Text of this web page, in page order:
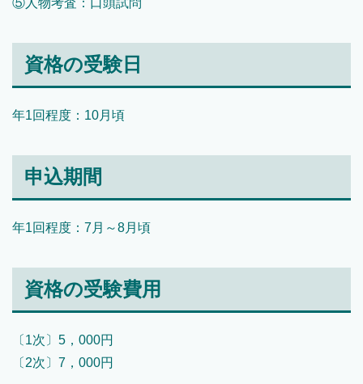
⑤人物考査：口頭試問
資格の受験日
年1回程度：10月頃
申込期間
年1回程度：7月～8月頃
資格の受験費用
〔1次〕5，000円
〔2次〕7，000円